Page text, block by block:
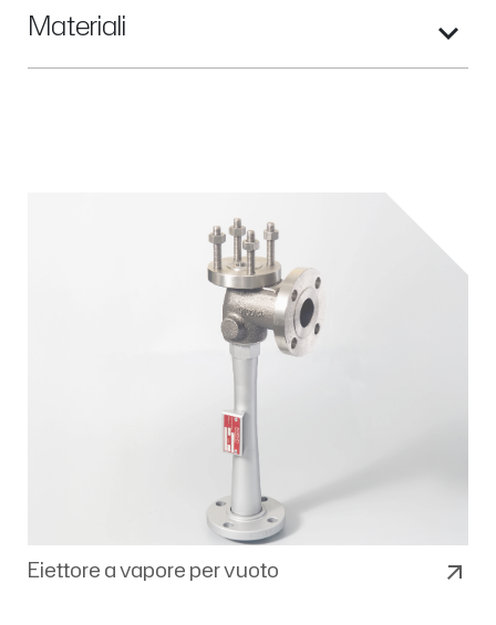
Materiali
Eiettore a vapore per vuoto arrow_outward